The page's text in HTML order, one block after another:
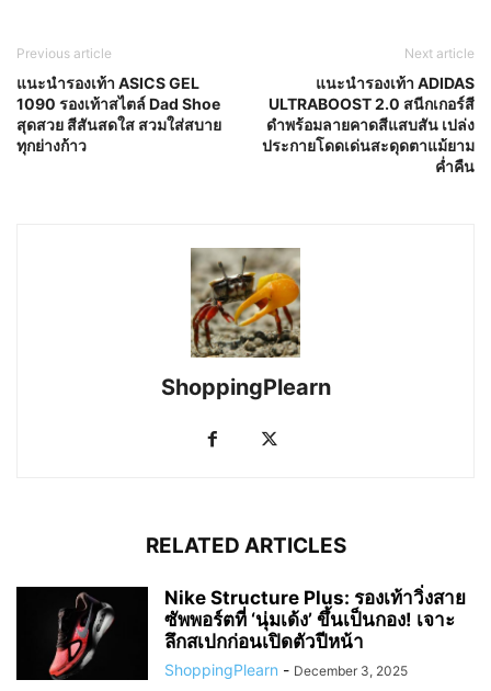
Previous article
แนะนำรองเท้า ASICS GEL
1090 รองเท้าสไตล์ Dad Shoe
สุดสวย สีสันสดใส สวมใส่สบาย
ทุกย่างก้าว
Next article
แนะนำรองเท้า ADIDAS
ULTRABOOST 2.0 สนีกเกอร์สี
ดำพร้อมลายคาดสีแสบสัน เปล่ง
ประกายโดดเด่นสะดุดตาแม้ยาม
ค่ำคืน
ShoppingPlearn
RELATED ARTICLES
Nike Structure Plus: รองเท้าวิ่งสาย
ซัพพอร์ตที่ ‘นุ่มเด้ง’ ขึ้นเป็นกอง! เจาะ
ลึกสเปกก่อนเปิดตัวปีหน้า
ShoppingPlearn - December 3, 2025